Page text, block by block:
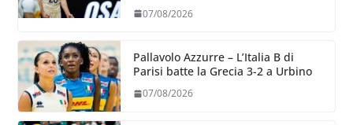
07/08/2026
Pallavolo Azzurre – L’Italia B di
Parisi batte la Grecia 3-2 a Urbino
07/08/2026